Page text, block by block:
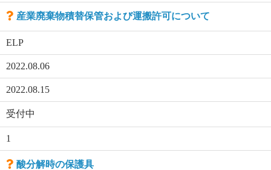
産業廃棄物積替保管および運搬許可について
ELP
2022.08.06
2022.08.15
受付中
1
酸分解時の保護具